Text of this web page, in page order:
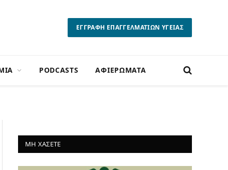
ΕΓΓΡΑΦΗ ΕΠΑΓΓΕΛΜΑΤΙΩΝ ΥΓΕΙΑΣ
PODCASTS ΑΦΙΕΡΩΜΑΤΑ
ΜΗ ΧΑΣΕΤΕ